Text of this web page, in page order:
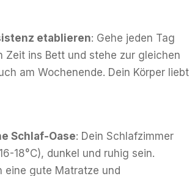
etablieren: Gehe jeden Tag
Zeit ins Bett und stehe zur gleichen
am Wochenende. Dein Körper liebt
Schlaf-Oase: Dein Schlafzimmer
18°C), dunkel und ruhig sein.
eine gute Matratze und